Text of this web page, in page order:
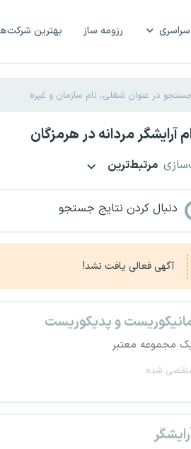
رزومه ساز بهترین
آرایشگر مردانه در هرمزگان
مرتبط‌ترین
دنبال کردن نتایج جستجو
آگهی فعالی یافت نشد!
و پدیکوریست
مجموعه معتبر
شده